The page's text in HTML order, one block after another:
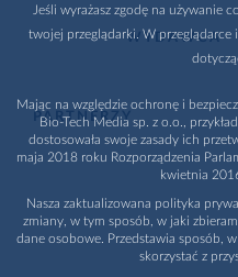
WYDAWCA
PARTNERZY
Jeśli wyrażasz zgodę na używanie
twojej przeglądarki. W
Mając na względzie ochronę i
Bio-Tech Media sp. z o.o.,
dostosowała swoje zasady ich
maja 2018 roku Rozporządzenia
kwietnia
Nasza zaktualizowana polityka
zmiany, w tym sposób, w jaki
dane osobowe. Przedstawia sposób,
skorzystać z